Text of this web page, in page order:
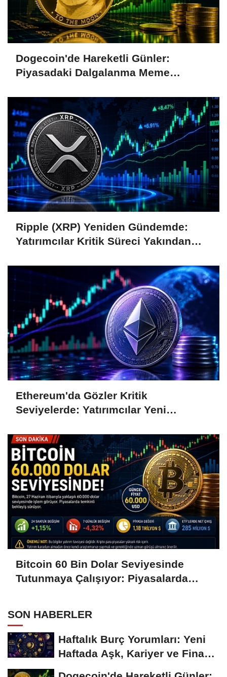
Dogecoin'de Hareketli Günler:
Piyasadaki Dalgalanma Meme
Ripple (XRP) Yeniden Gündemde:
Yatırımcılar Kritik Süreci Yakından
Ethereum'da Gözler Kritik
Seviyelerde: Yatırımcılar Yeni
Bitcoin 60 Bin Dolar Seviyesinde
Tutunmaya Çalışıyor: Piyasalarda
SON HABERLER
Haftalık Burç Yorumları: Yeni
Haftada Aşk, Kariyer ve Finans